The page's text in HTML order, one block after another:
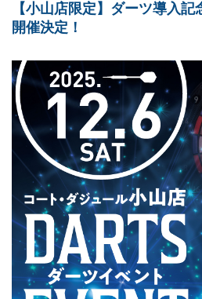
【小山店限定】ダーツ導入
開催決定！